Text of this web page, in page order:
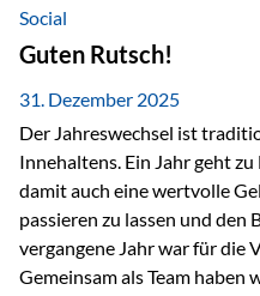
Vermögensstrukturierung
gemeinsam zu diskutieren.
beiden Kongresstagen
Fichtenbauer, Dirk…
Social
Guten Rutsch!
31. Dezember 2025
Der Jahreswechsel ist
Innehaltens. Ein Jahr geht
damit auch eine wertvolle
passieren zu lassen und den
vergangene Jahr war für die
Gemeinsam als Team haben